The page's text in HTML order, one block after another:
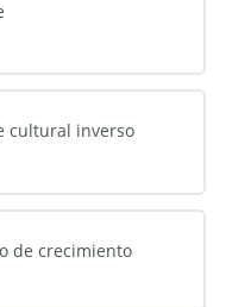
cultural inverso
de crecimiento